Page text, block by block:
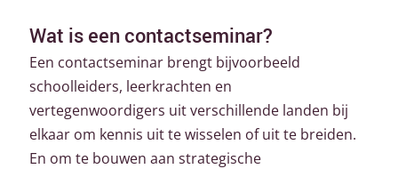
Wat is een contactseminar?
Een contactseminar brengt bijvoorbeeld
schoolleiders, leerkrachten en
vertegenwoordigers uit verschillende landen bij
elkaar om kennis uit te wisselen of uit te breiden.
En om te bouwen aan strategische